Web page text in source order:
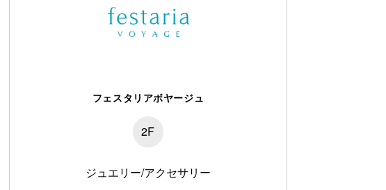
フェスタリアボヤージュ
2F
ジュエリー/アクセサリー